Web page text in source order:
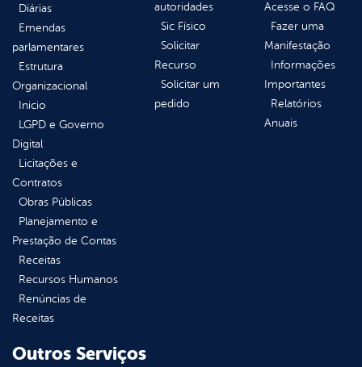
Diárias
Emendas
parlamentares
Estrutura
Organizacional
Inicio
LGPD e Governo
Digital
Licitações e
Contratos
Obras Públicas
Planejamento e
Prestação de Contas
Receitas
Recursos Humanos
Renúncias de
Receitas
autoridades
Sic Físico
Solicitar
Recurso
Solicitar um
pedido
Acesse o FAQ
Fazer uma
Manifestação
Informações
Importantes
Relatórios
Anuais
Outros Serviços